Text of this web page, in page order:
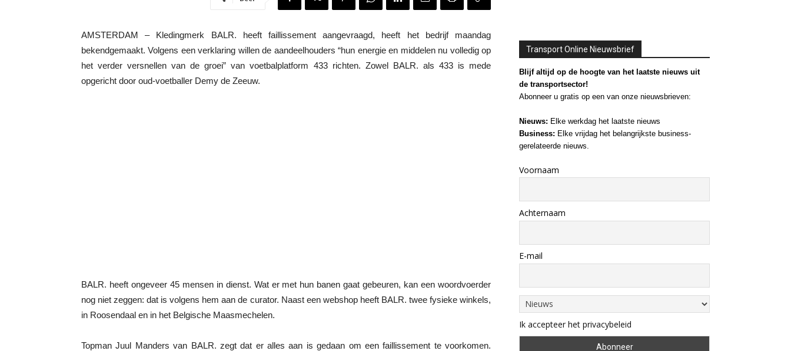
AMSTERDAM – Kledingmerk BALR. heeft faillissement aangevraagd, heeft het bedrijf maandag
bekendgemaakt. Volgens een verklaring willen de aandeelhouders “hun energie en middelen nu volledig op
het verder versnellen van de groei” van voetbalplatform 433 richten. Zowel BALR. als 433 is mede
opgericht door oud-voetballer Demy de Zeeuw.
BALR. heeft ongeveer 45 mensen in dienst. Wat er met hun banen gaat gebeuren, kan een woordvoerder
nog niet zeggen: dat is volgens hem aan de curator. Naast een webshop heeft BALR. twee fysieke winkels,
in Roosendaal en in het Belgische Maasmechelen.
Topman Juul Manders van BALR. zegt dat er alles aan is gedaan om een faillissement te voorkomen.
Transport Online Nieuwsbrief
Blijf altijd op de hoogte van het laatste nieuws uit
de transportsector!
Abonneer u gratis op een van onze nieuwsbrieven:
Nieuws: Elke werkdag het laatste nieuws
Business: Elke vrijdag het belangrijkste business-
gerelateerde nieuws.
Voornaam
Achternaam
E-mail
Ik accepteer het privacybeleid